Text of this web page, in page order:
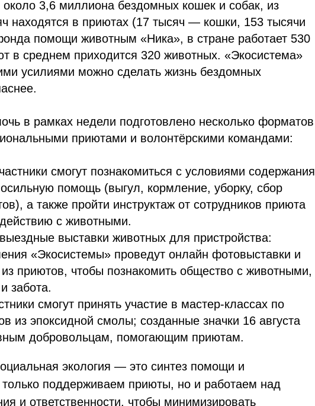
около 3,6 миллиона бездомных кошек и собак, из
находятся в приютах (17 тысяч — кошки, 153 тысячи
помощи животным «Ника», в стране работает 530
в среднем приходится 320 животных. «Экосистема»
усилиями можно сделать жизнь бездомных
в рамках недели подготовлено несколько форматов
приютами и волонтёрскими командами:
смогут познакомиться с условиями содержания
помощь (выгул, кормление, уборку, сбор
а также пройти инструктаж от сотрудников приюта
с животными.
выставки животных для пристройства:
«Экосистемы» проведут онлайн фотовыставки и
приютов, чтобы познакомить общество с животными,
забота.
смогут принять участие в мастер-классах по
из эпоксидной смолы; созданные значки 16 августа
добровольцам, помогающим приютам.
экология — это синтез помощи и
поддерживаем приюты, но и работаем над
и ответственности, чтобы минимизировать